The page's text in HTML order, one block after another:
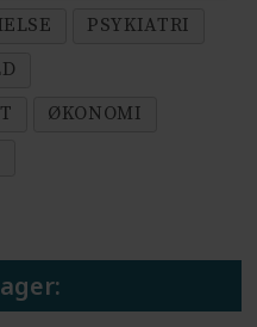
PSYKIATRI
ØKONOMI